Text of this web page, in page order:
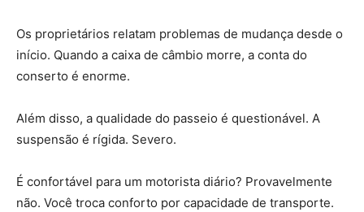
Os proprietários relatam problemas de mudança desde o
início. Quando a caixa de câmbio morre, a conta do
conserto é enorme.
Além disso, a qualidade do passeio é questionável. A
suspensão é rígida. Severo.
É confortável para um motorista diário? Provavelmente
não. Você troca conforto por capacidade de transporte.